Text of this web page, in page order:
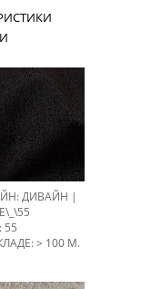
ДИВАЙН |
55
> 100 М.